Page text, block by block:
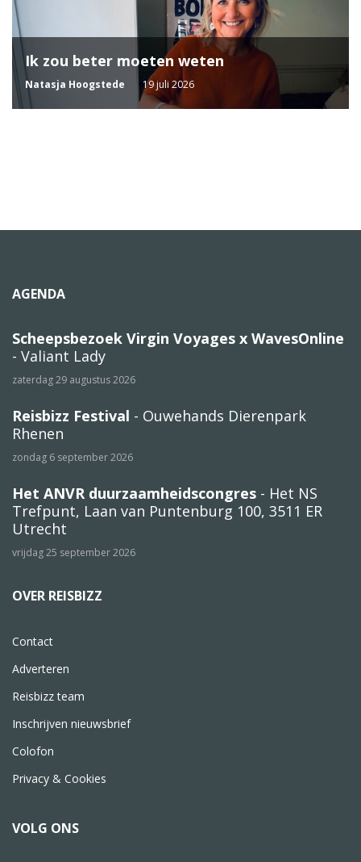
Ik zou beter moeten weten
Natasja Hoogstede 19 juli 2026
AGENDA
Scheepsbezoek Virgin Voyages x WavesOnline
- Valiant Lady
zaterdag 29 augustus 2026
Reisbizz Festival - Ouwehands Dierenpark
Rhenen
zondag 6 september 2026
Het ANVR duurzaamheidscongres - Het NS
Trefpunt, Laan van Puntenburg 100, 3511 ER
Utrecht
vrijdag 25 september 2026
OVER REISBIZZ
Contact
Adverteren
Reisbizz team
Inschrijven nieuwsbrief
Colofon
Privacy & Cookies
VOLG ONS